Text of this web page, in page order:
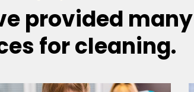
provided many
for cleaning.